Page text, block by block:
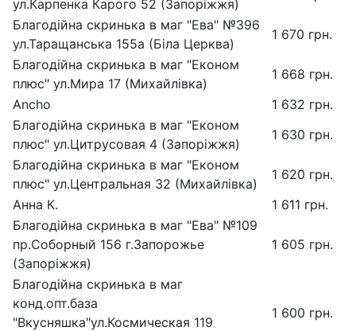
ул.Карпенка Карого 52 (Запоріжжя)
Благодійна скринька в маг "Ева" №396
ул.Таращанська 155а (Біла Церква)
1 670 грн.
Благодійна скринька в маг "Економ
плюс" ул.Мира 17 (Михайлівка)
1 668 грн.
Ancho
1 632 грн.
Благодійна скринька в маг "Економ
плюс" ул.Цитрусовая 4 (Запоріжжя)
1 630 грн.
Благодійна скринька в маг "Економ
плюс" ул.Центральная 32 (Михайлівка)
1 620 грн.
Анна К.
1 611 грн.
Благодійна скринька в маг "Ева" №109
пр.Соборный 156 г.Запорожье
(Запоріжжя)
1 605 грн.
Благодійна скринька в маг
конд.опт.база
"Вкусняшка"ул.Космическая 119
1 600 грн.